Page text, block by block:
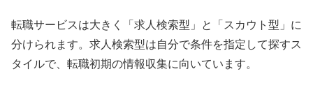
転職サービスは大きく「求人検索型」と「スカウト型」に
分けられます。求人検索型は自分で条件を指定して探すス
タイルで、転職初期の情報収集に向いています。